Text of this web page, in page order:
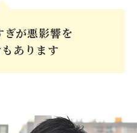
ぎが悪影響を
あります